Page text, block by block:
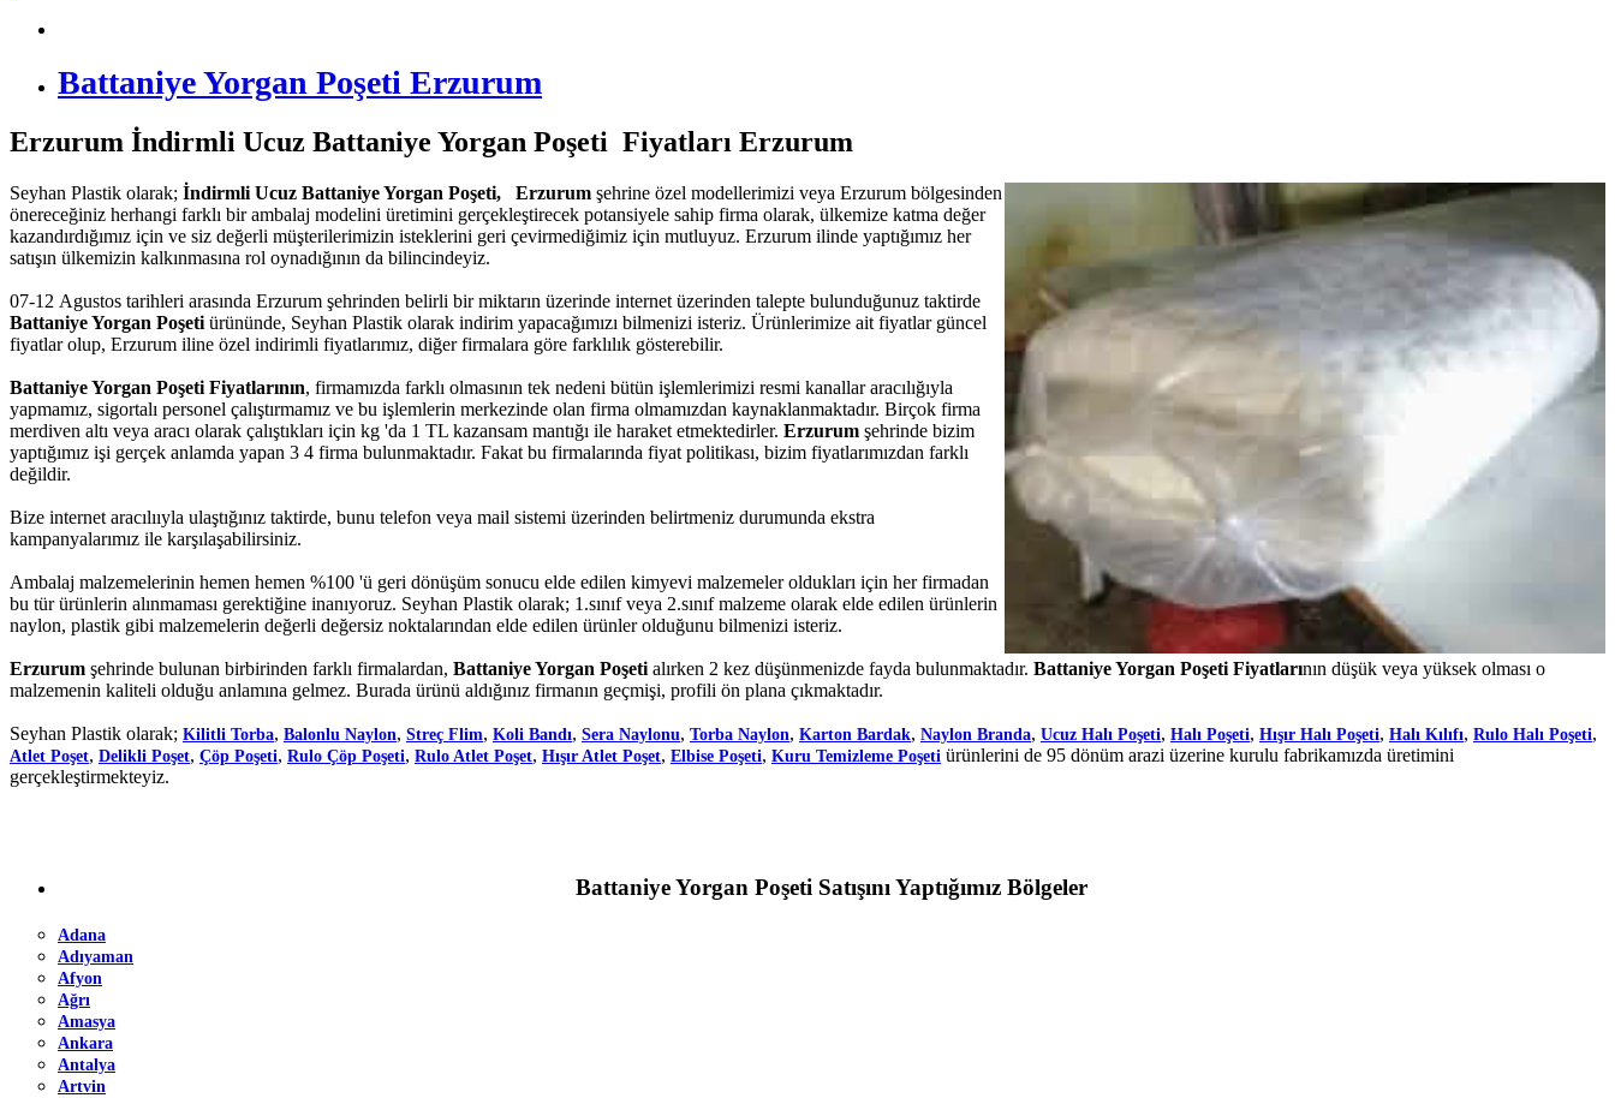
Battaniye Yorgan Poşeti Erzurum
Erzurum İndirmli Ucuz Battaniye Yorgan Poşeti Fiyatları Erzurum
Seyhan Plastik olarak; İndirmli Ucuz Battaniye Yorgan Poşeti, Erzurum şehrine özel modellerimizi veya Erzurum bölgesinden
önereceğiniz herhangi farklı bir ambalaj modelini üretimini gerçekleştirecek potansiyele sahip firma olarak, ülkemize katma değer
kazandırdığımız için ve siz değerli müşterilerimizin isteklerini geri çevirmediğimiz için mutluyuz. Erzurum ilinde yaptığımız her
satışın ülkemizin kalkınmasına rol oynadığının da bilincindeyiz.
07-12 Agustos tarihleri arasında Erzurum şehrinden belirli bir miktarın üzerinde internet üzerinden talepte bulunduğunuz taktirde
Battaniye Yorgan Poşeti ürününde, Seyhan Plastik olarak indirim yapacağımızı bilmenizi isteriz. Ürünlerimize ait fiyatlar güncel
fiyatlar olup, Erzurum iline özel indirimli fiyatlarımız, diğer firmalara göre farklılık gösterebilir.
Battaniye Yorgan Poşeti Fiyatlarının, firmamızda farklı olmasının tek nedeni bütün işlemlerimizi resmi kanallar aracılığıyla
yapmamız, sigortalı personel çalıştırmamız ve bu işlemlerin merkezinde olan firma olmamızdan kaynaklanmaktadır. Birçok firma
merdiven altı veya aracı olarak çalıştıkları için kg 'da 1 TL kazansam mantığı ile haraket etmektedirler. Erzurum şehrinde bizim
yaptığımız işi gerçek anlamda yapan 3 4 firma bulunmaktadır. Fakat bu firmalarında fiyat politikası, bizim fiyatlarımızdan farklı
değildir.
Bize internet aracılııyla ulaştığınız taktirde, bunu telefon veya mail sistemi üzerinden belirtmeniz durumunda ekstra
kampanyalarımız ile karşılaşabilirsiniz.
Ambalaj malzemelerinin hemen hemen %100 'ü geri dönüşüm sonucu elde edilen kimyevi malzemeler oldukları için her firmadan
bu tür ürünlerin alınmaması gerektiğine inanıyoruz. Seyhan Plastik olarak; 1.sınıf veya 2.sınıf malzeme olarak elde edilen ürünlerin
naylon, plastik gibi malzemelerin değerli değersiz noktalarından elde edilen ürünler olduğunu bilmenizi isteriz.
Erzurum şehrinde bulunan birbirinden farklı firmalardan, Battaniye Yorgan Poşeti alırken 2 kez düşünmenizde fayda bulunmaktadır. Battaniye Yorgan Poşeti Fiyatlarının düşük veya yüksek olması o
malzemenin kaliteli olduğu anlamına gelmez. Burada ürünü aldığınız firmanın geçmişi, profili ön plana çıkmaktadır.
Seyhan Plastik olarak; Kilitli Torba, Balonlu Naylon, Streç Flim, Koli Bandı, Sera Naylonu, Torba Naylon, Karton Bardak, Naylon Branda, Ucuz Halı Poşeti, Halı Poşeti, Hışır Halı Poşeti, Halı Kılıfı, Rulo Halı Poşeti,
Atlet Poşet, Delikli Poşet, Çöp Poşeti, Rulo Çöp Poşeti, Rulo Atlet Poşet, Hışır Atlet Poşet, Elbise Poşeti, Kuru Temizleme Poşeti ürünlerini de 95 dönüm arazi üzerine kurulu fabrikamızda üretimini
gerçekleştirmekteyiz.
Battaniye Yorgan Poşeti Satışını Yaptığımız Bölgeler
Adana
Adıyaman
Afyon
Ağrı
Amasya
Ankara
Antalya
Artvin